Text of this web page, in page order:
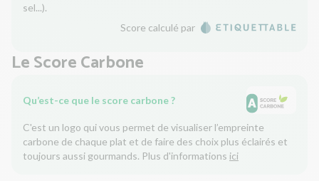
sel...).
Score calculé par
Le Score Carbone
Qu’est-ce que le score carbone ?
C'est un logo qui vous permet de visualiser l’empreinte
carbone de chaque plat et de faire des choix plus éclairés et
toujours aussi gourmands. Plus d'informations ici